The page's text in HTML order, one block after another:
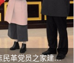
李惠东率队来江苏省淮安市调研：聚焦民革党员之家建设管理、学龄前儿童爱国主义教育